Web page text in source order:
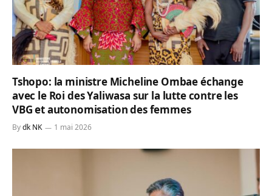
Tshopo: la ministre Micheline Ombae échange
avec le Roi des Yaliwasa sur la lutte contre les
VBG et autonomisation des femmes
Bydk NK 1 mai 2026